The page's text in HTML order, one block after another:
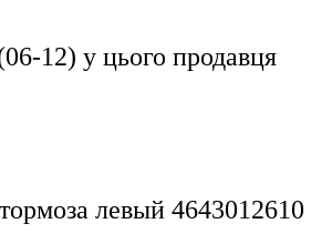
12) у цього продавця
левый 4643012610